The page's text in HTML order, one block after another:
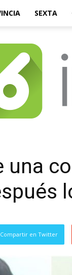
SEXTA
una
Compartir en Twitter